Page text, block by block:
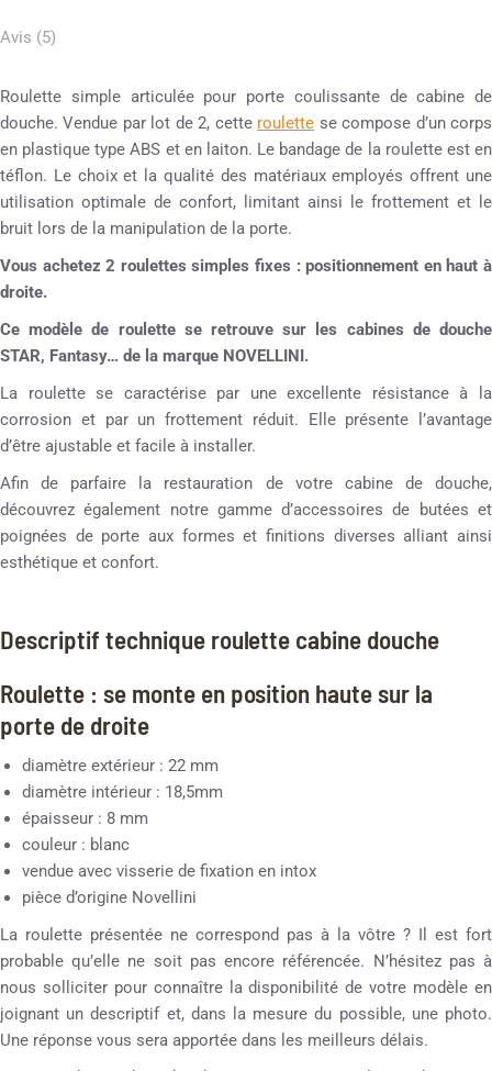
Avis (5)
Roulette simple articulée pour porte coulissante de cabine de
douche. Vendue par lot de 2, cette roulette se compose d’un corps
en plastique type ABS et en laiton. Le bandage de la roulette est en
téflon. Le choix et la qualité des matériaux employés offrent une
utilisation optimale de confort, limitant ainsi le frottement et le
bruit lors de la manipulation de la porte.
Vous achetez 2 roulettes simples fixes :positionnement en haut à
droite.
Ce modèle de roulette se retrouve sur les cabines de douche
STAR, Fantasy… de la marque NOVELLINI.
La roulette se caractérise par une excellente résistance à la
corrosion et par un frottement réduit. Elle présente l’avantage
d’être ajustable et facile à installer.
Afin de parfaire la restauration de votre cabine de douche,
découvrez également notre gamme d’accessoires de butées et
poignées de porte aux formes et finitions diverses alliant ainsi
esthétique et confort.
Descriptif technique roulette cabine douche
Roulette : se monte en position haute sur la
porte de droite
diamètre extérieur : 22 mm
diamètre intérieur : 18,5mm
épaisseur : 8 mm
couleur : blanc
vendue avec visserie de fixation en intox
pièce d’origine Novellini
La roulette présentée ne correspond pas à la vôtre ? Il est fort
probable qu’elle ne soit pas encore référencée. N’hésitez pas à
nous solliciter pour connaître la disponibilité de votre modèle en
joignant un descriptif et, dans la mesure du possible, une photo.
Une réponse vous sera apportée dans les meilleurs délais.